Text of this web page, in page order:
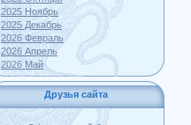
2025 Ноябрь
2025 Декабрь
2026 Февраль
2026 Апрель
2026 Май
Друзья сайта